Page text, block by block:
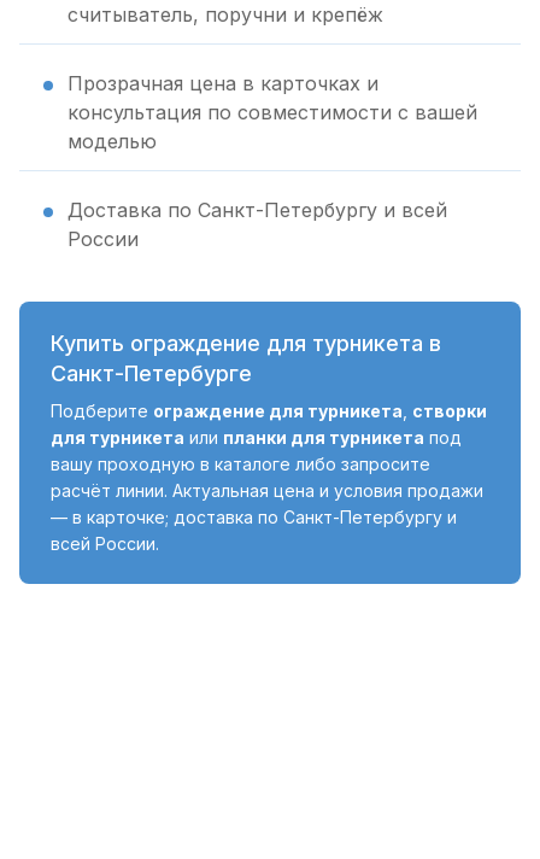
считыватель, поручни и крепёж
Прозрачная цена в карточках и
консультация по совместимости с вашей
моделью
Доставка по Санкт-Петербургу и всей
России
Купить ограждение для турникета в
Санкт-Петербурге
Подберите ограждение для турникета, створки
для турникета или планки для турникета под
вашу проходную в каталоге либо запросите
расчёт линии. Актуальная цена и условия продажи
— в карточке; доставка по Санкт-Петербургу и
всей России.